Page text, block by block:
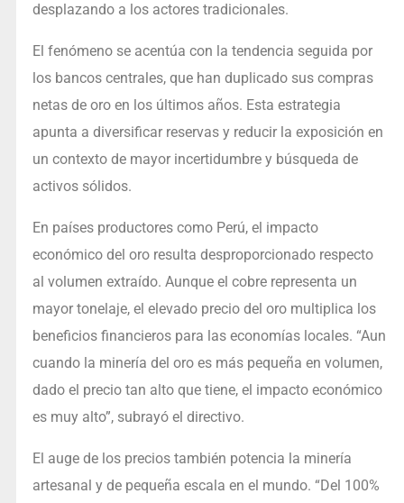
desplazando a los actores tradicionales.
El fenómeno se acentúa con la tendencia seguida por
los bancos centrales, que han duplicado sus compras
netas de oro en los últimos años. Esta estrategia
apunta a diversificar reservas y reducir la exposición en
un contexto de mayor incertidumbre y búsqueda de
activos sólidos.
En países productores como Perú, el impacto
económico del oro resulta desproporcionado respecto
al volumen extraído. Aunque el cobre representa un
mayor tonelaje, el elevado precio del oro multiplica los
beneficios financieros para las economías locales. “Aun
cuando la minería del oro es más pequeña en volumen,
dado el precio tan alto que tiene, el impacto económico
es muy alto”, subrayó el directivo.
El auge de los precios también potencia la minería
artesanal y de pequeña escala en el mundo. “Del 100%